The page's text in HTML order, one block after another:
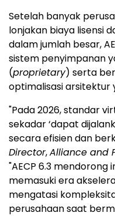
Setelah banyak
lonjakan biaya lisensi
dalam jumlah besar,
sistem penyimpanan
(proprietary) serta
optimalisasi arsitektur
"Pada 2026, standar
sekadar ‘dapat
secara efisien dan
Director,Alliance and
"AECP 6.3
memasuki era
mengatasi
perusahaan saat